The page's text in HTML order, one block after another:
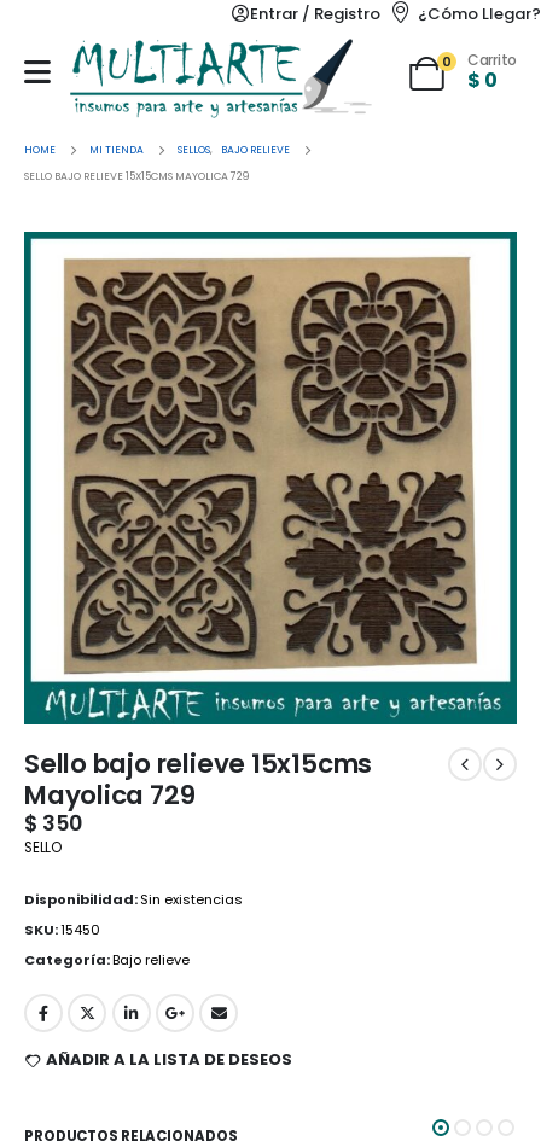
Entrar / Registro ¿Cómo Llegar?
0 Carrito
$ 0
HOME MI TIENDA SELLOS,
BAJO RELIEVE
SELLO BAJO RELIEVE 15X15CMS MAYOLICA 729
Sello bajo relieve 15x15cms
Mayolica 729
$ 350
SELLO
Disponibilidad:Sin existencias
SKU:15450
Categoría:Bajo relieve
AÑADIR A LA LISTA DE DESEOS
PRODUCTOS RELACIONADOS